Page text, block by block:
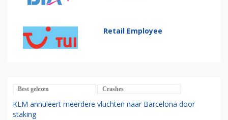
Retail Employee
Best gelezen Crashes
KLM annuleert meerdere vluchten naar Barcelona door
staking